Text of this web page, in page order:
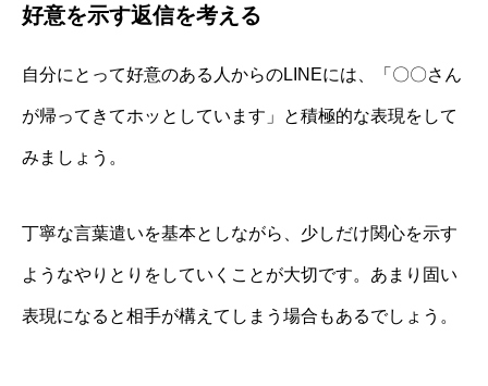
好意を示す返信を考える
自分にとって好意のある人からのLINEには、「〇〇さん
が帰ってきてホッとしています」と積極的な表現をして
みましょう。
丁寧な言葉遣いを基本としながら、少しだけ関心を示す
ようなやりとりをしていくことが大切です。あまり固い
表現になると相手が構えてしまう場合もあるでしょう。